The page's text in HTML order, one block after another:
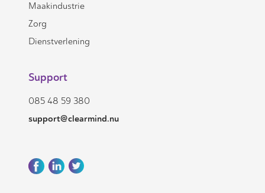
Maakindustrie
Zorg
Dienstverlening
Support
085 48 59 380
support@clearmind.nu